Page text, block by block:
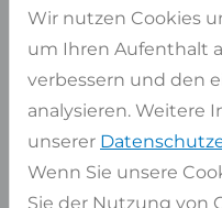
Wir nutzen Cookies
um Ihren Aufenthalt
verbessern und den
analysieren. Weitere
unserer
Wenn Sie unsere
Sie der Nutzung von